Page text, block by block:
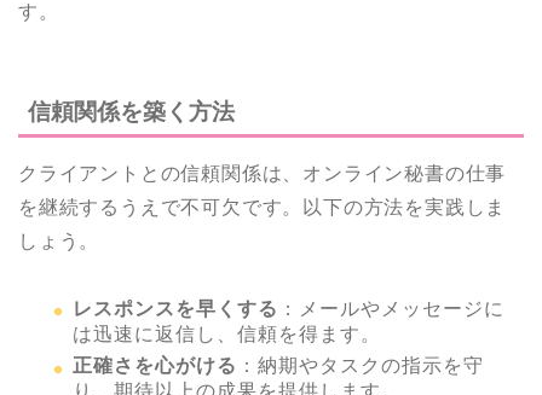
す。
信頼関係を築く方法
クライアントとの信頼関係は、オンライン秘書の仕事
を継続するうえで不可欠です。以下の方法を実践しま
しょう。
レスポンスを早くする ：メールやメッセージに
は迅速に返信し、信頼を得ます。
正確さを心がける ：納期やタスクの指示を守